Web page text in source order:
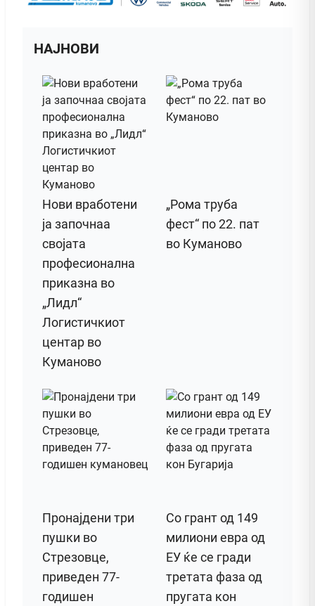
НАЈНОВИ
Нови вработени
ја започнаа
својата
професионална
приказна во
„Лидл“
Логистичкиот
центар во
Куманово
„Рома труба
фест“ по 22. пат
во Куманово
Пронајдени три
пушки во
Стрезовце,
приведен 77-
годишен
Со грант од 149
милиони евра од
ЕУ ќе се гради
третата фаза од
пругата кон